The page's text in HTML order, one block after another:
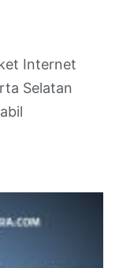
Internet
Selatan